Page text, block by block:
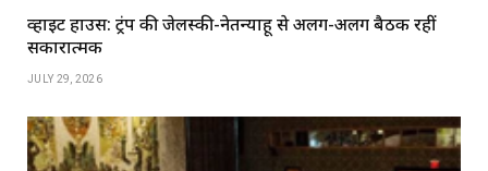
व्हाइट हाउस: ट्रंप की जेलेंस्की-नेतन्याहू से अलग-अलग बैठकें रहीं
सकारात्मक
JULY 29, 2026